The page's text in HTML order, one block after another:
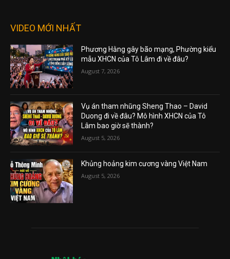
VIDEO MỚI NHẤT
Phương Hằng gây bão mạng, Phường kiểu
mẫu XHCN của Tô Lâm đi về đâu?
August 7, 2026
Vụ án tham nhũng Sheng Thao – David
Duong đi về đâu? Mô hình XHCN của Tô
Lâm bao giờ sẽ thành?
August 5, 2026
Khủng hoảng kim cương vàng Việt Nam
August 5, 2026